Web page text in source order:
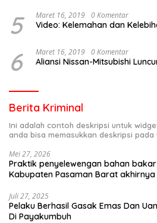
5 Maret 16, 2019 0 Komentar
Video: Kelemahan dan
6 Maret 16, 2019 0 Komentar
Aliansi Nissan-Mitsubishi
Berita Kriminal
Ini adalah contoh deskripsi untuk
anda bisa memasukkan deskripsi pada
Mei 27, 2026
Praktik penyelewengan bahan
Kabupaten Pasaman Barat
Juli 27, 2025
Pelaku Berhasil Gasak Emas Dan
Di Payakumbuh